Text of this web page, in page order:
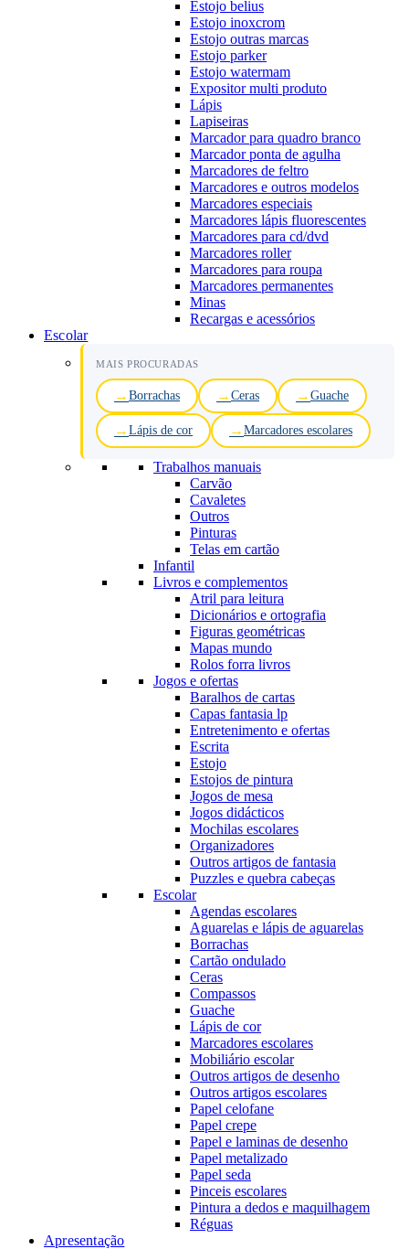
Estojo belius
Estojo inoxcrom
Estojo outras marcas
Estojo parker
Estojo watermam
Expositor multi produto
Lápis
Lapiseiras
Marcador para quadro branco
Marcador ponta de agulha
Marcadores de feltro
Marcadores e outros modelos
Marcadores especiais
Marcadores lápis fluorescentes
Marcadores para cd/dvd
Marcadores roller
Marcadores para roupa
Marcadores permanentes
Minas
Recargas e acessórios
Escolar
MAIS PROCURADAS
Borrachas Ceras Guache
Lápis de cor Marcadores escolares
Trabalhos manuais
Carvão
Cavaletes
Outros
Pinturas
Telas em cartão
Infantil
Livros e complementos
Atril para leitura
Dicionários e ortografia
Figuras geométricas
Mapas mundo
Rolos forra livros
Jogos e ofertas
Baralhos de cartas
Capas fantasia lp
Entretenimento e ofertas
Escrita
Estojo
Estojos de pintura
Jogos de mesa
Jogos didácticos
Mochilas escolares
Organizadores
Outros artigos de fantasia
Puzzles e quebra cabeças
Escolar
Agendas escolares
Aguarelas e lápis de aguarelas
Borrachas
Cartão ondulado
Ceras
Compassos
Guache
Lápis de cor
Marcadores escolares
Mobiliário escolar
Outros artigos de desenho
Outros artigos escolares
Papel celofane
Papel crepe
Papel e laminas de desenho
Papel metalizado
Papel seda
Pinceis escolares
Pintura a dedos e maquilhagem
Réguas
Apresentação